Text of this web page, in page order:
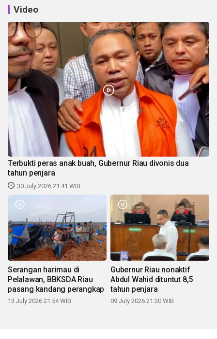
Video
Terbukti peras anak buah, Gubernur Riau divonis dua
tahun penjara
30 July 2026 21:41 WIB
Serangan harimau di
Pelalawan, BBKSDA Riau
pasang kandang perangkap
13 July 2026 21:54 WIB
Gubernur Riau nonaktif
Abdul Wahid dituntut 8,5
tahun penjara
09 July 2026 21:20 WIB